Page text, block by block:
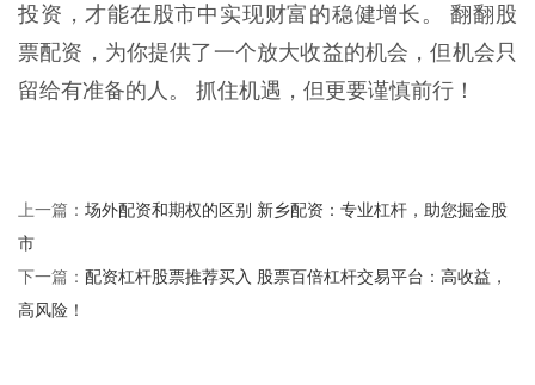
投资，才能在股市中实现财富的稳健增长。 翻翻股
票配资，为你提供了一个放大收益的机会，但机会只
留给有准备的人。 抓住机遇，但更要谨慎前行！
上一篇： 场外配资和期权的区别 新乡配资：专业杠杆，助您掘金股
市
下一篇： 配资杠杆股票推荐买入 股票百倍杠杆交易平台：高收益，
高风险！